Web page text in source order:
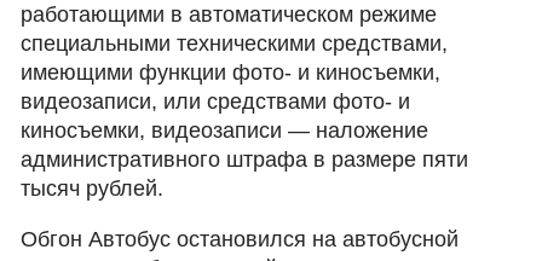
работающими в автоматическом режиме
специальными техническими средствами,
имеющими функции фото- и киносъемки,
видеозаписи, или средствами фото- и
киносъемки, видеозаписи — наложение
административного штрафа в размере пяти
тысяч рублей.
Обгон Автобус остановился на автобусной